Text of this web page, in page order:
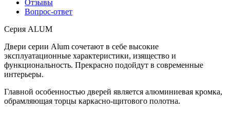
Отзывы
Вопрос-ответ
Серия ALUM
Двери серии Alum сочетают в себе высокие
эксплуатационные характеристики, изящество и
функциональность. Прекрасно подойдут в современные
интерьеры.
Главной особенностью дверей является алюминиевая кромка,
обрамляющая торцы каркасно-щитового полотна.